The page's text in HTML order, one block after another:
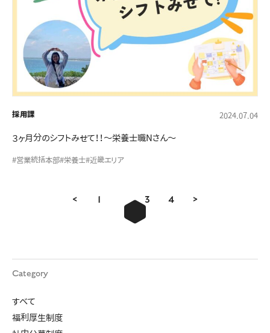
採用課 2024.07.04
３ヶ月分のシフトみせて！！～栄養士職Nさん～
#営業統括本部#栄養士#近畿エリア
< 1 3 4 >
Category
すべて
福利厚生制度